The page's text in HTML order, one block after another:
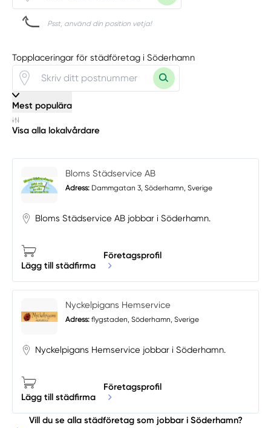
Psst, använd din position vetja!
Topplaceringar för städföretag i Söderhamn
Mest populära
Visa alla lokalvårdare
Bloms Städservice AB
Adress: Dammgatan 3, Söderhamn, Sverige
Bloms Städservice AB jobbar i Söderhamn.
Lägg till städfirma
Företagsprofil
Nyckelpigans Hemservice
Adress: flygstaden, Söderhamn, Sverige
Nyckelpigans Hemservice jobbar i Söderhamn.
Lägg till städfirma
Företagsprofil
Vill du se alla städföretag som jobbar i Söderhamn?